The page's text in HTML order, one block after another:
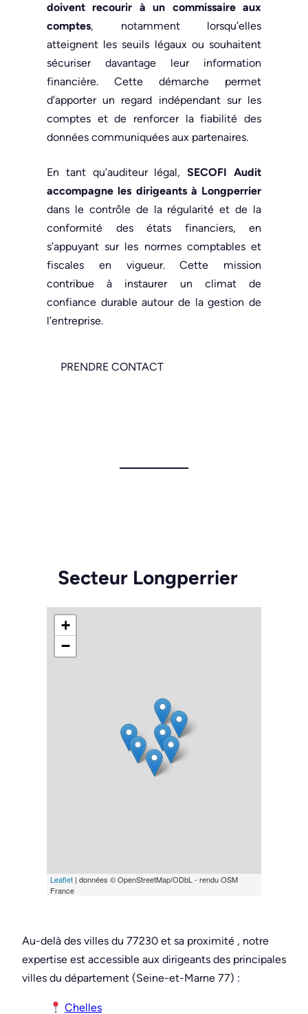
doivent recourir à un commissaire aux
comptes, notamment lorsqu’elles
atteignent les seuils légaux ou souhaitent
sécuriser davantage leur information
financière. Cette démarche permet
d’apporter un regard indépendant sur les
comptes et de renforcer la fiabilité des
données communiquées aux partenaires.
En tant qu’auditeur légal,SECOFI Audit
accompagne les dirigeants à Longperrier
dans le contrôle de la régularité et de la
conformité des états financiers, en
s’appuyant sur les normes comptables et
fiscales en vigueur. Cette mission
contribue à instaurer un climat de
confiance durable autour de la gestion de
l’entreprise.
PRENDRE CONTACT
Secteur Longperrier
+
−
Leaflet | données © OpenStreetMap/ODbL - rendu OSM
France
Au-delà des villes du 77230 et sa proximité , notre
expertise est accessible aux dirigeants des principales
villes du département (Seine-et-Marne 77) :
Chelles